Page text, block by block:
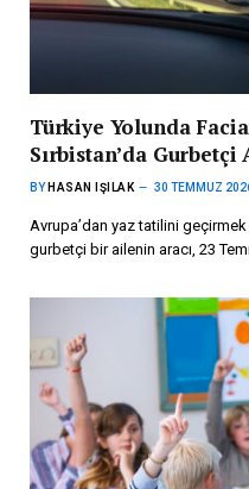
Türkiye Yolunda
Sırbistan’da
BY HASAN IŞILAK 30 TEMMUZ
Avrupa’dan yaz tatilini
gurbetçi bir ailenin aracı, 23